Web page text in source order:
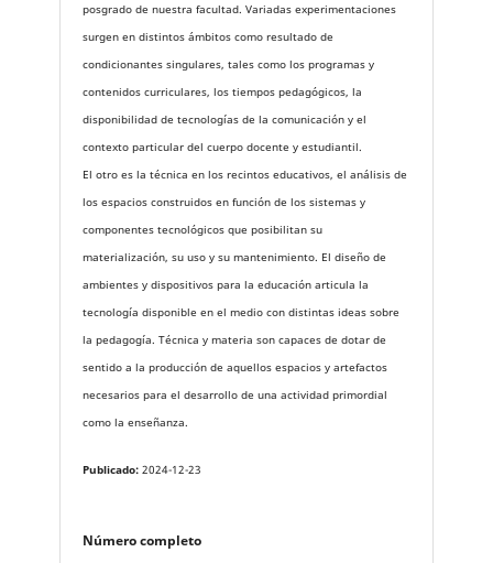
posgrado de nuestra facultad. Variadas experimentaciones
surgen en distintos ámbitos como resultado de
condicionantes singulares, tales como los programas y
contenidos curriculares, los tiempos pedagógicos, la
disponibilidad de tecnologías de la comunicación y el
contexto particular del cuerpo docente y estudiantil.
El otro es la técnica en los recintos educativos, el análisis de
los espacios construidos en función de los sistemas y
componentes tecnológicos que posibilitan su
materialización, su uso y su mantenimiento. El diseño de
ambientes y dispositivos para la educación articula la
tecnología disponible en el medio con distintas ideas sobre
la pedagogía. Técnica y materia son capaces de dotar de
sentido a la producción de aquellos espacios y artefactos
necesarios para el desarrollo de una actividad primordial
como la enseñanza.
Publicado: 2024-12-23
Número completo